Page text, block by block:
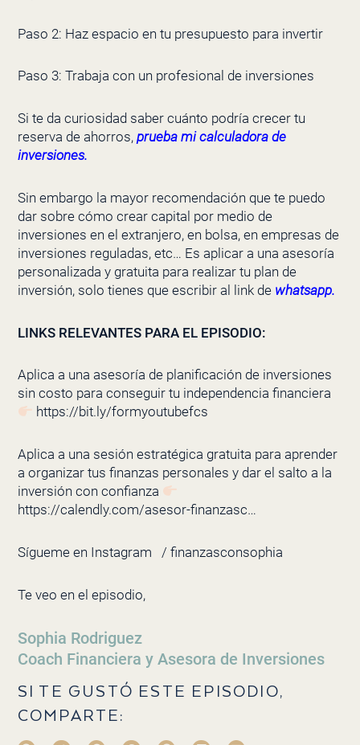
Paso 2: Haz espacio en tu presupuesto para invertir
Paso 3: Trabaja con un profesional de inversiones
Si te da curiosidad saber cuánto podría crecer tu
reserva de ahorros, prueba mi calculadora de
inversiones.
Sin embargo la mayor recomendación que te puedo
dar sobre cómo crear capital por medio de
inversiones en el extranjero, en bolsa, en empresas de
inversiones reguladas, etc… Es aplicar a una asesoría
personalizada y gratuita para realizar tu plan de
inversión, solo tienes que escribir al link de whatsapp.
LINKS RELEVANTES PARA EL EPISODIO:
Aplica a una asesoría de planificación de inversiones
sin costo para conseguir tu independencia financiera
https://bit.ly/formyoutubefcs
Aplica a una sesión estratégica gratuita para aprender
a organizar tus finanzas personales y dar el salto a la
inversión con confianza
https://calendly.com/asesor-finanzasc…
Sígueme en Instagram / finanzasconsophia
Te veo en el episodio,
Sophia Rodriguez
Coach Financiera y Asesora de Inversiones
SI TE GUSTÓ ESTE EPISODIO,
COMPARTE: